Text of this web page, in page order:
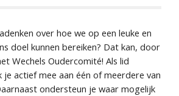
over hoe we op een leuke en
doel kunnen bereiken? Dat kan, door
Wechels Oudercomité! Als lid
je actief mee aan één of meerdere van
ondersteun je waar mogelijk